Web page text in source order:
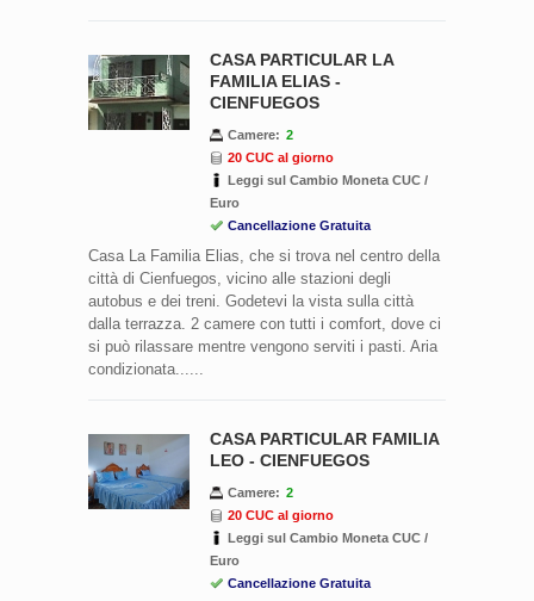
CASA PARTICULAR LA
FAMILIA ELIAS -
CIENFUEGOS
Camere: 2
20 CUC al giorno
Leggi sul Cambio Moneta CUC /
Euro
Cancellazione Gratuita
Casa La Familia Elias, che si trova nel centro della
città di Cienfuegos, vicino alle stazioni degli
autobus e dei treni. Godetevi la vista sulla città
dalla terrazza. 2 camere con tutti i comfort, dove ci
si può rilassare mentre vengono serviti i pasti. Aria
condizionata......
CASA PARTICULAR FAMILIA
LEO - CIENFUEGOS
Camere: 2
20 CUC al giorno
Leggi sul Cambio Moneta CUC /
Euro
Cancellazione Gratuita